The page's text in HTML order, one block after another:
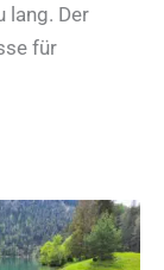
lang. Der
für